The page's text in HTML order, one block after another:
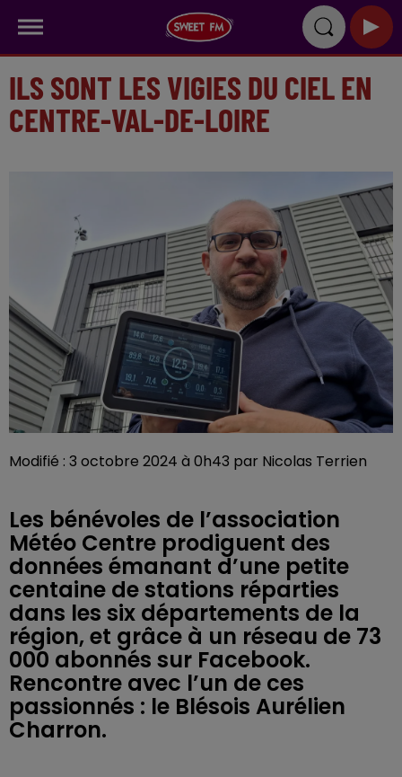
ILS SONT LES VIGIES DU CIEL EN
CENTRE-VAL-DE-LOIRE
Modifié : 3 octobre 2024 à 0h43 par Nicolas Terrien
Les bénévoles de l’association
Météo Centre prodiguent des
données émanant d’une petite
centaine de stations réparties
dans les six départements de la
région, et grâce à un réseau de 73
000 abonnés sur Facebook.
Rencontre avec l’un de ces
passionnés : le Blésois Aurélien
Charron.